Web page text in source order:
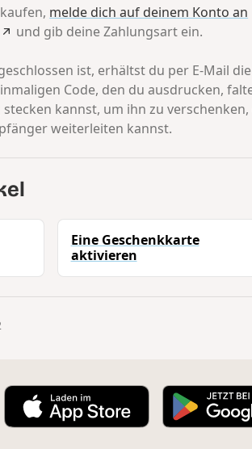
melde dich auf deinem Konto an
und gib deine Zahlungsart ein.
ist, erhältst du per E-Mail die
Code, den du ausdrucken,
kannst, um ihn zu
weiterleiten kannst.
Eine Geschenkkarte
aktivieren